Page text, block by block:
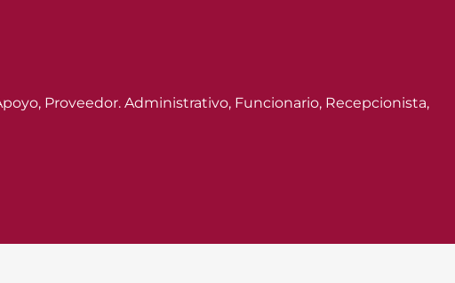
Proveedor. Administrativo, Funcionario, Recepcionista,